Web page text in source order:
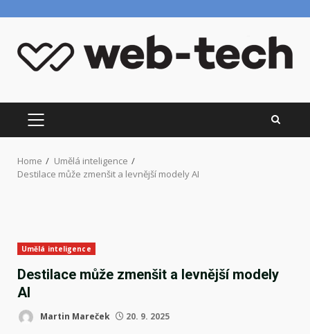
content
PRIMARY
MENU
Home
Umělá inteligence
Destilace může zmenšit a levnější modely AI
Umělá inteligence
Destilace může zmenšit a levnější modely
AI
Martin Mareček 20. 9. 2025